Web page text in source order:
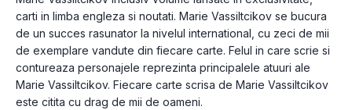
carti in limba engleza si noutati. Marie Vassiltcikov se bucura
de un succes rasunator la nivelul international, cu zeci de mii
de exemplare vandute din fiecare carte. Felul in care scrie si
contureaza personajele reprezinta principalele atuuri ale
Marie Vassiltcikov. Fiecare carte scrisa de Marie Vassiltcikov
este citita cu drag de mii de oameni.